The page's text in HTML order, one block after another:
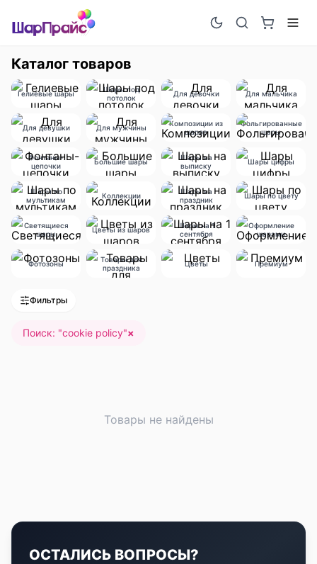
Каталог товаров
Гелиевые шары
Шары под
потолок
Для девочки Для мальчика
Для девушки Для мужчины
Композиции из
шаров
Фольгированные
шары
Фонтаны-
цепочки
Большие шары
Шары на
выписку
Шары цифры
Шары по
мультикам
Коллекции
Шары на
праздник
Шары по цвету
Светящиеся
шары
Цветы из шаров
Шары на 1
сентября
Оформление
шарами
Фотозоны
Товары для
праздника
Цветы Премиум
Фильтры
Поиск: "cookie policy"×
Товары не найдены
ОСТАЛИСЬ ВОПРОСЫ?